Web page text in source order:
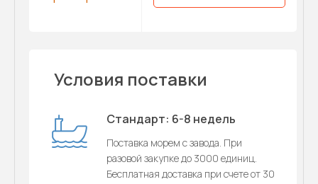
Условия поставки
Стандарт: 6-8 недель
Поставка морем с завода. При
разовой закупке до 3000 единиц.
Бесплатная доставка при счете от 30